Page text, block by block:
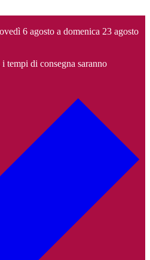
6 agosto a domenica 23 agosto
tempi di consegna saranno